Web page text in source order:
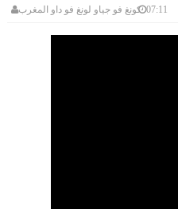
كونغ فو جياو لونغ فو داو المغرب 07:11